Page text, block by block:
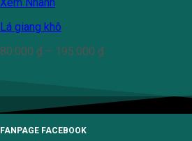
Lá giang khô
80.000 ₫ – 195.000 ₫
FANPAGE FACEBOOK